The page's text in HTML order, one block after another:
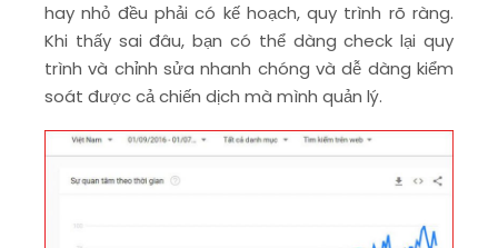
hay nhỏ đều phải có kế hoạch, quy trình rõ ràng.
Khi thấy sai đâu, bạn có thể dàng check lại quy
trình và chỉnh sửa nhanh chóng và dễ dàng kiểm
soát được cả chiến dịch mà mình quản lý.